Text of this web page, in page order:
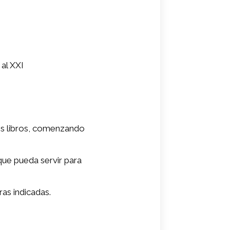
XXI
libros, comenzando
pueda servir para
indicadas.